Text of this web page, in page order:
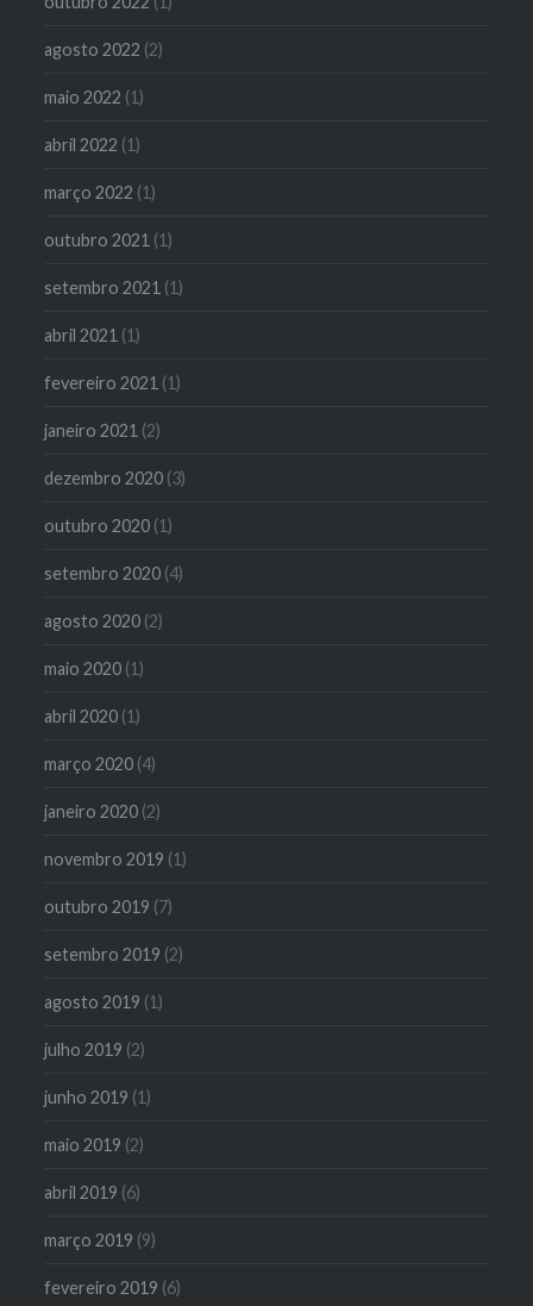
agosto 2022 (2)
maio 2022 (1)
abril 2022 (1)
março 2022 (1)
outubro 2021 (1)
setembro 2021 (1)
abril 2021 (1)
fevereiro 2021 (1)
janeiro 2021 (2)
dezembro 2020 (3)
outubro 2020 (1)
setembro 2020 (4)
agosto 2020 (2)
maio 2020 (1)
abril 2020 (1)
março 2020 (4)
janeiro 2020 (2)
novembro 2019 (1)
outubro 2019 (7)
setembro 2019 (2)
agosto 2019 (1)
julho 2019 (2)
junho 2019 (1)
maio 2019 (2)
abril 2019 (6)
março 2019 (9)
fevereiro 2019 (6)